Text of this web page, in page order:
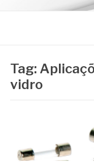
Tag:
vidro